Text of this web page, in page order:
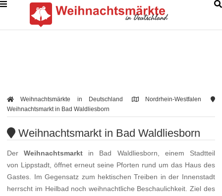
Weihnachtsmärkte in Deutschland
Nordrhein-Westfalen
Weihnachtsmarkt in Bad Waldliesborn
Weihnachtsmarkt in Bad Waldliesborn
DerWeihnachtsmarkt in Bad Waldliesborn, einem Stadtteil
von Lippstadt, öffnet erneut seine Pforten rund um das Haus des
Gastes. Im Gegensatz zum hektischen Treiben in der Innenstadt
herrscht im Heilbad noch weihnachtliche Beschaulichkeit. Ziel des